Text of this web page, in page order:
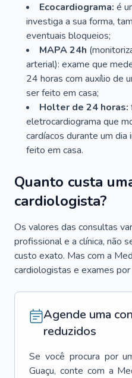
Ecocardiograma: é
investiga a sua forma,
eventuais bloqueios;
MAPA 24h
arterial): exame que
24 horas com auxílio de
ser feito em casa;
Holter de 24 horas:
eletrocardiograma que
cardíacos durante um
feito em casa.
Quanto custa
cardiologista?
Os valores das consultas
profissional e a clínica, não
custo exato. Mas com a
cardiologistas e exames
Agende uma
reduzidos
Se você procura por
Guaçu, conte com a